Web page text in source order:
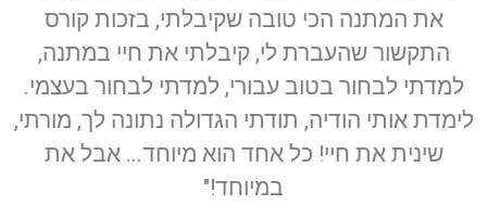
את המתנה הכי טובה שקיבלתי, בזכות קורס
התקשור שהעברת לי, קיבלתי את חיי במתנה,
למדתי לבחור בטוב עבורי, למדתי לבחור בעצמי.
לימדת אותי הודיה, תודתי הגדולה נתונה לך, מורתי,
שינית את חיי! כל אחד הוא מיוחד... אבל את
במיוחד!"